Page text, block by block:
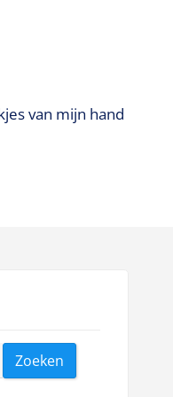
van mijn hand